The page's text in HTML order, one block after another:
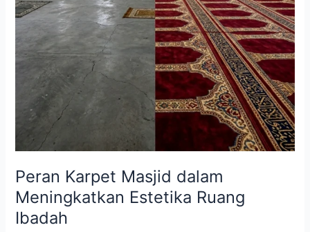
Peran Karpet Masjid dalam
Meningkatkan Estetika Ruang
Ibadah